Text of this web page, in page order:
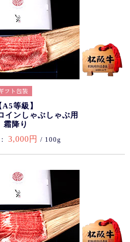
A5等級】
インしゃぶしゃぶ用
霜降り
3,000円 / 100g